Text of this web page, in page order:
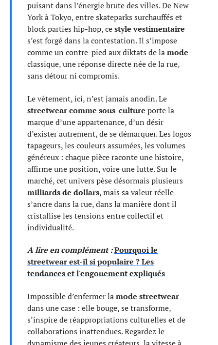
puisant dans l’énergie brute des villes. De New
York à Tokyo, entre skateparks surchauffés et
block parties hip-hop, cestyle vestimentaire
s’est forgé dans la contestation. Il s’impose
comme un contre-pied aux diktats de lamode
classique, une réponse directe née de la rue,
sans détour ni compromis.
Le vêtement, ici, n’est jamais anodin. Le
streetwear comme sous-culture porte la
marque d’une appartenance, d’un désir
d’exister autrement, de se démarquer. Les logos
tapageurs, les couleurs assumées, les volumes
généreux : chaque pièce raconte une histoire,
affirme une position, voire une lutte. Sur le
marché, cet univers pèse désormais plusieurs
milliards de dollars, mais sa valeur réelle
s’ancre dans la rue, dans la manière dont il
cristallise les tensions entre collectif et
individualité.
A lire en complément :Pourquoi le
streetwear est-il si populaire ? Les
tendances et l'engouement expliqués
Impossible d’enfermer lamode streetwear
dans une case : elle bouge, se transforme,
s’inspire de réappropriations culturelles et de
collaborations inattendues. Regardez le
dynamisme des jeunes créateurs, la vitesse à